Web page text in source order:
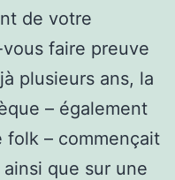
de votre
faire preuve
plusieurs ans, la
– également
folk – commençait
ainsi que sur une